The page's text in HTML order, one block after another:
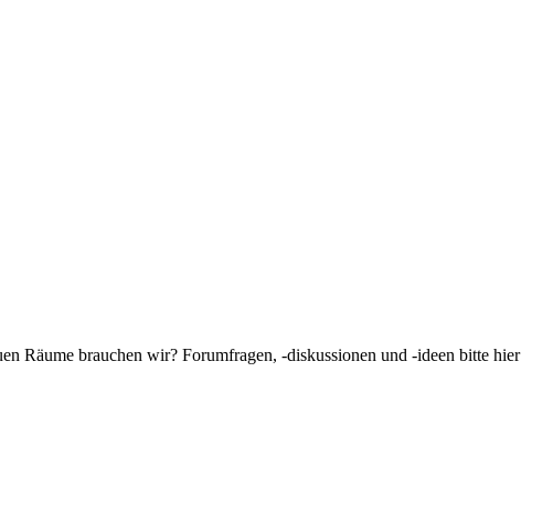
Räume brauchen wir? Forumfragen, -diskussionen und -ideen bitte hier